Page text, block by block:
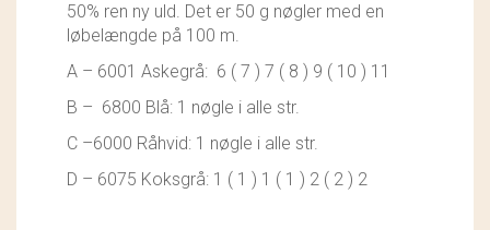
50% ren ny uld. Det er 50 g nøgler med en
løbelængde på 100 m.
A – 6001 Askegrå: 6 ( 7 ) 7 ( 8 ) 9 ( 10 ) 11
B – 6800 Blå: 1 nøgle i alle str.
C –6000 Råhvid: 1 nøgle i alle str.
D – 6075 Koksgrå: 1 ( 1 ) 1 ( 1 ) 2 ( 2 ) 2